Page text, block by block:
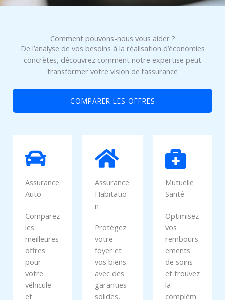
Comment pouvons-nous vous aider ?
De l’analyse de vos besoins à la réalisation d’économies
concrètes, découvrez comment notre expertise peut
transformer votre vision de l’assurance
COMPARER LES OFFRES
Assurance
Auto
Comparez
les
meilleures
offres
pour
votre
véhicule
et
Assurance
Habitatio
n
Protégez
votre
foyer et
vos biens
avec des
garanties
solides,
Mutuelle
Santé
Optimisez
vos
rembours
ements
de soins
et trouvez
la
complém